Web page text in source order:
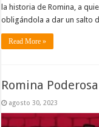
la historia de Romina, a
obligándola a dar un salto
Read More »
Romina
agosto 30, 2023